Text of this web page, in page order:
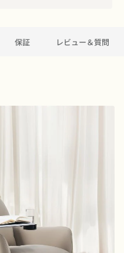
保証 レビュー＆質問